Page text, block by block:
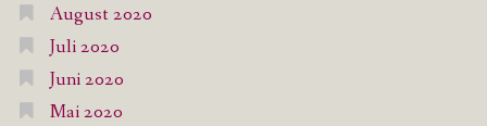
August 2020
Juli 2020
Juni 2020
Mai 2020